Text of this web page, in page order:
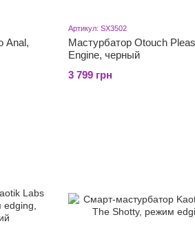
Anal,
Артикул: SX3502
Мастурбатор Otouch
Engine, черный
3 799 грн